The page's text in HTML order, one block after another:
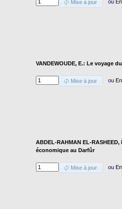
Mise à jour ou
VANDEWOUDE, E.: Le voyage
Mise à jour ou
ABDEL-RAHMAN EL-
économique au Darfûr
Mise à jour ou